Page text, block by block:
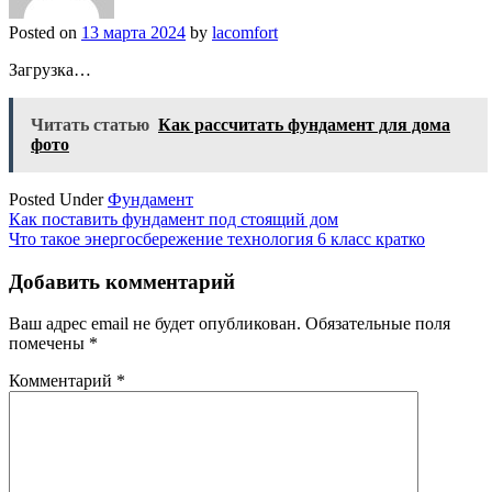
Posted on 13 марта 2024 by lacomfort
Загрузка…
Читать статью Как рассчитать фундамент для дома
фото
Posted UnderФундамент
Навигация
по
записям
Как поставить фундамент под стоящий дом
Что такое энергосбережение технология 6 класс кратко
Добавить комментарий
Ваш адрес email не будет опубликован. Обязательные поля
помечены *
Комментарий *